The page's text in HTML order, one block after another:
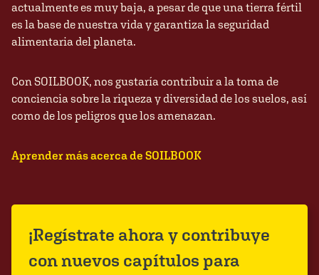
actualmente es muy baja, a pesar de que una tierra fértil
es la base de nuestra vida y garantiza la seguridad
alimentaria del planeta.
Con SOILBOOK, nos gustaría contribuir a la toma de
conciencia sobre la riqueza y diversidad de los suelos, así
como de los peligros que los amenazan.
Aprender más acerca de SOILBOOK
¡Regístrate ahora y contribuye
con nuevos capítulos para